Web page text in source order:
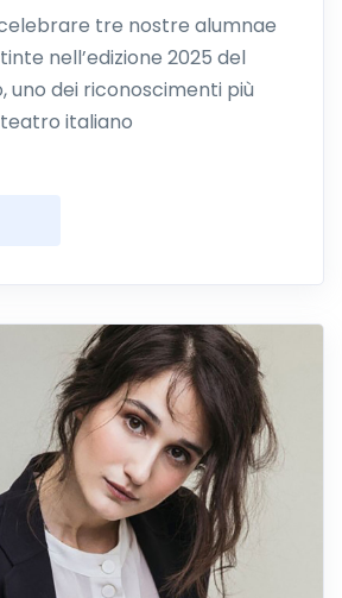
tre nostre alumnae
nell’edizione 2025 del
uno dei riconoscimenti più
italiano